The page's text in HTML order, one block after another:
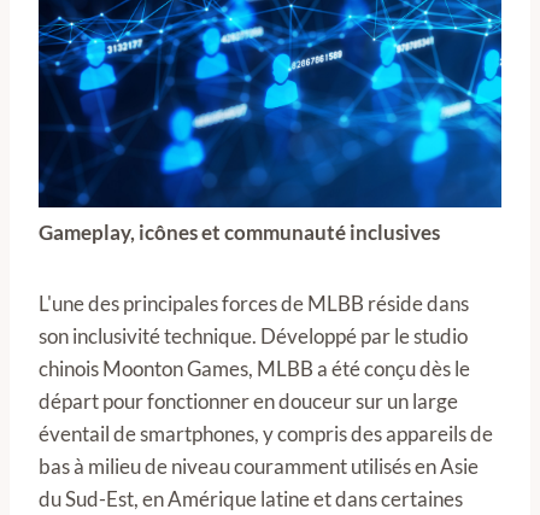
Gameplay, icônes et communauté inclusives
L'une des principales forces de MLBB réside dans
son inclusivité technique. Développé par le studio
chinois Moonton Games, MLBB a été conçu dès le
départ pour fonctionner en douceur sur un large
éventail de smartphones, y compris des appareils de
bas à milieu de niveau couramment utilisés en Asie
du Sud-Est, en Amérique latine et dans certaines